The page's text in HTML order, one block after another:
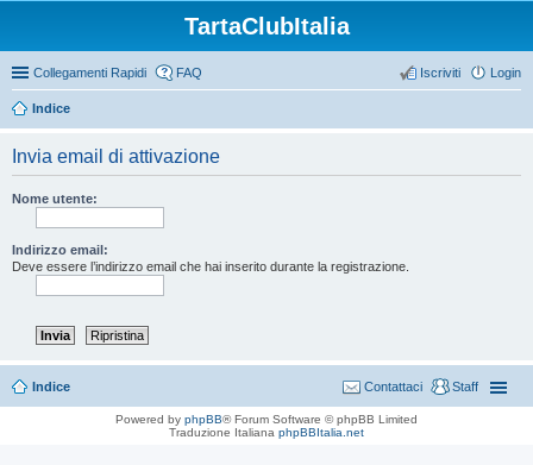
TartaClubItalia
Collegamenti Rapidi FAQ Login
Iscriviti
Indice
Invia email di attivazione
Nome utente:
Indirizzo email:
Deve essere l’indirizzo email che hai inserito durante la registrazione.
Indice Staff
Contattaci
Powered by phpBB® Forum Software © phpBB Limited
Traduzione Italiana phpBBItalia.net